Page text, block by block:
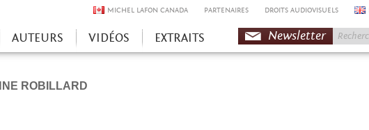
MICHEL LAFON CANADA PARTENAIRES DROITS AUDIOVISUELS
AUTEURS VIDÉOS EXTRAITS Newsletter
ROBILLARD